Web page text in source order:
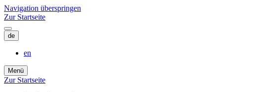
Navigation überspringen
Zur Startseite
de
en
Menü
Zur Startseite